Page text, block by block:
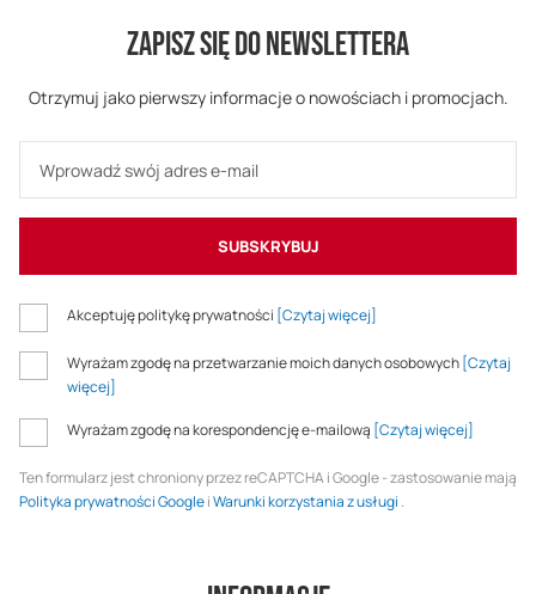
ZAPISZ SIĘ DO NEWSLETTERA
Otrzymuj jako pierwszy informacje o nowościach i promocjach.
SUBSKRYBUJ
Akceptuję politykę prywatności [Czytaj więcej]
Wyrażam zgodę na przetwarzanie moich danych osobowych [Czytaj
więcej]
Wyrażam zgodę na korespondencję e-mailową [Czytaj więcej]
Ten formularz jest chroniony przez reCAPTCHA i Google - zastosowanie mają
Polityka prywatności GoogleiWarunki korzystania z usługi .